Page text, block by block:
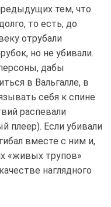
тем, что
то есть, до
отрубали
но не убивали.
дабы
в Вальгалле, в
себя к спине
распевали
плеер). Если убивали
вместе с ним и,
«живых трупов»
наглядного